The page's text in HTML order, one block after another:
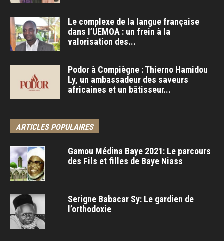
Le complexe de la langue française
dans l’UEMOA : un frein à la
valorisation des...
Podor à Compiègne : Thierno Hamidou
Ly, un ambassadeur des saveurs
africaines et un bâtisseur...
ARTICLES POPULAIRES
Gamou Médina Baye 2021: Le parcours
des Fils et filles de Baye Niass
Serigne Babacar Sy: Le gardien de
l’orthodoxie